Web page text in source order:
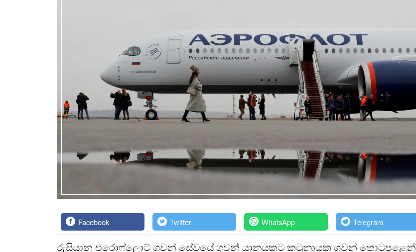
Facebook Twitter WhatsApp Telegram
රුසියානු එරොෆ්ලොට් ගුවන් සේවයේ ගුවන් යානයකට කටුනායක ගුවන් තොටුපළෙන්